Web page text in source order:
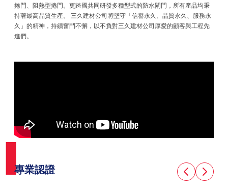
捲門、阻熱型捲門。更跨國共同研發多種型式的防水閘門，所有產品均秉
持著最高品質生產。 三久建材公司將堅守「信譽永久、品質永久、服務永
久」的精神，持續奮鬥不懈，以不負對三久建材公司厚愛的顧客與工程先
進們。
專業認證